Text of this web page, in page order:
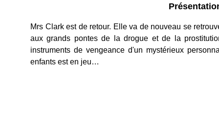
Mrs Clark est de retour. Elle va de nouveau se
aux grands pontes de la drogue et de la
instruments de vengeance d'un mystérieux
enfants est en jeu…